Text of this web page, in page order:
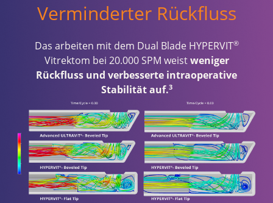
Verminderter Rückfluss
Das arbeiten mit dem Dual Blade HYPERVIT®
Vitrektom bei 20.000 SPM weistweniger
Rückfluss und verbesserte intraoperative
Stabilität auf.3